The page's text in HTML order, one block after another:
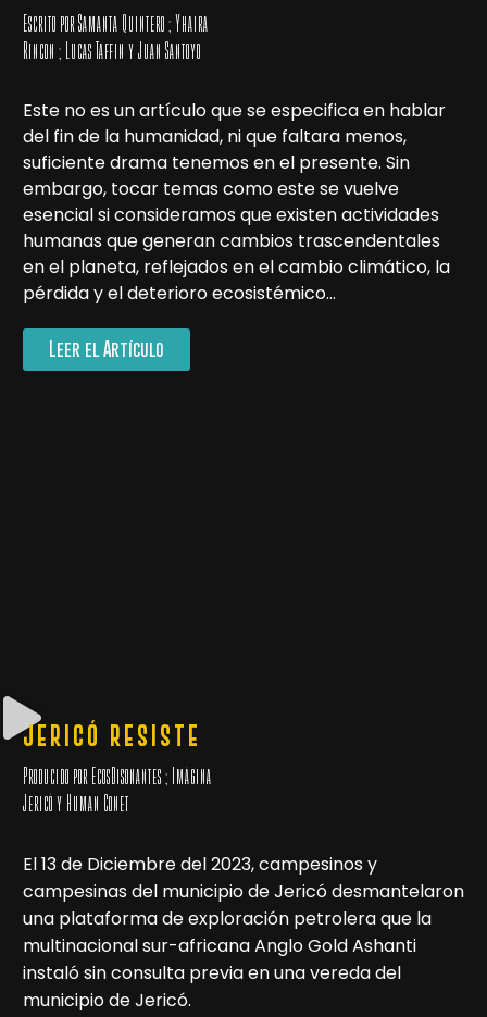
Escrito por Samanta Quintero ; Yhaira
Rincon ; Lucas Taffin y Juan Santoyo
Este no es un artículo que se especifica en hablar
del fin de la humanidad, ni que faltara menos,
suficiente drama tenemos en el presente. Sin
embargo, tocar temas como este se vuelve
esencial si consideramos que existen actividades
humanas que generan cambios trascendentales
en el planeta, reflejados en el cambio climático, la
pérdida y el deterioro ecosistémico…
Leer el Artículo
JERICÓ RESISTE
Producido por EcosDisonantes ; Imágina
Jericó y Human Conet
El 13 de Diciembre del 2023, campesinos y
campesinas del municipio de Jericó desmantelaron
una plataforma de exploración petrolera que la
multinacional sur-africana Anglo Gold Ashanti
instaló sin consulta previa en una vereda del
municipio de Jericó.